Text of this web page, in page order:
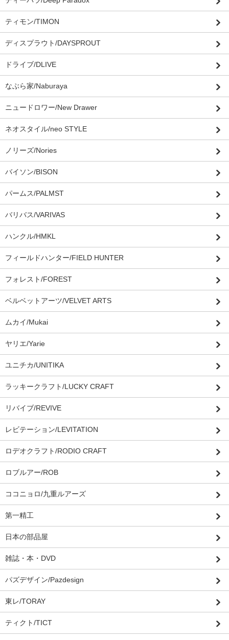
ティモン/TIMON
ディスプラウト/DAYSPROUT
ドライブ/DLIVE
なぶら家/Naburaya
ニュードロワー/New Drawer
ネオスタイル/neo STYLE
ノリーズ/Nories
バイソン/BISON
パームス/PALMST
バリバス/VARIVAS
ハンクル/HMKL
フィールドハンター/FIELD HUNTER
フォレスト/FOREST
ベルベットアーツ/VELVET ARTS
ムカイ/Mukai
ヤリエ/Yarie
ユニチカ/UNITIKA
ラッキークラフト/LUCKY CRAFT
リバイブ/REVIVE
レビテーション/LEVITATION
ロデオクラフト/RODIO CRAFT
ロブルアー/ROB
ココニョロ/九重ルアーズ
第一精工
日本の部品屋
雑誌・本・DVD
パズデザイン/Pazdesign
東レ/TORAY
ティクト/TICT